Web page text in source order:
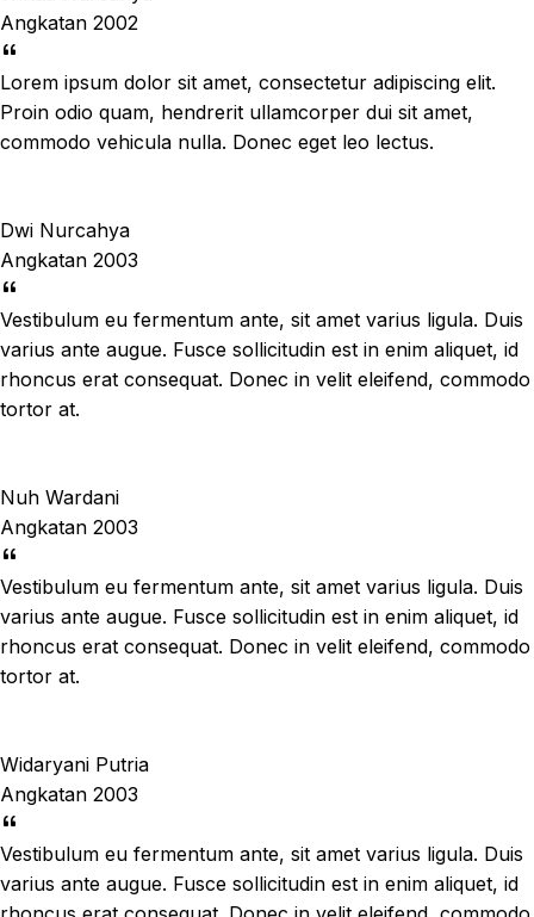
Angkatan 2002
Lorem ipsum dolor sit amet, consectetur adipiscing elit.
Proin odio quam, hendrerit ullamcorper dui sit amet,
commodo vehicula nulla. Donec eget leo lectus.
Dwi Nurcahya
Angkatan 2003
Vestibulum eu fermentum ante, sit amet varius ligula. Duis
varius ante augue. Fusce sollicitudin est in enim aliquet, id
rhoncus erat consequat. Donec in velit eleifend, commodo
tortor at.
Nuh Wardani
Angkatan 2003
Vestibulum eu fermentum ante, sit amet varius ligula. Duis
varius ante augue. Fusce sollicitudin est in enim aliquet, id
rhoncus erat consequat. Donec in velit eleifend, commodo
tortor at.
Widaryani Putria
Angkatan 2003
Vestibulum eu fermentum ante, sit amet varius ligula. Duis
varius ante augue. Fusce sollicitudin est in enim aliquet, id